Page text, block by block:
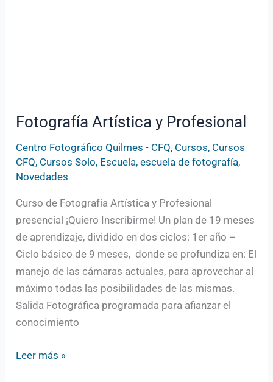
Fotografía Artística y Profesional
Centro Fotográfico Quilmes - CFQ, Cursos, Cursos
CFQ, Cursos Solo, Escuela,escuela de fotografía,
Novedades
Curso de Fotografía Artística y Profesional
presencial ¡Quiero Inscribirme! Un plan de 19 meses
de aprendizaje, dividido en dos ciclos: 1er año –
Ciclo básico de 9 meses, donde se profundiza en: El
manejo de las cámaras actuales, para aprovechar al
máximo todas las posibilidades de las mismas.
Salida Fotográfica programada para afianzar el
conocimiento
Leer más »